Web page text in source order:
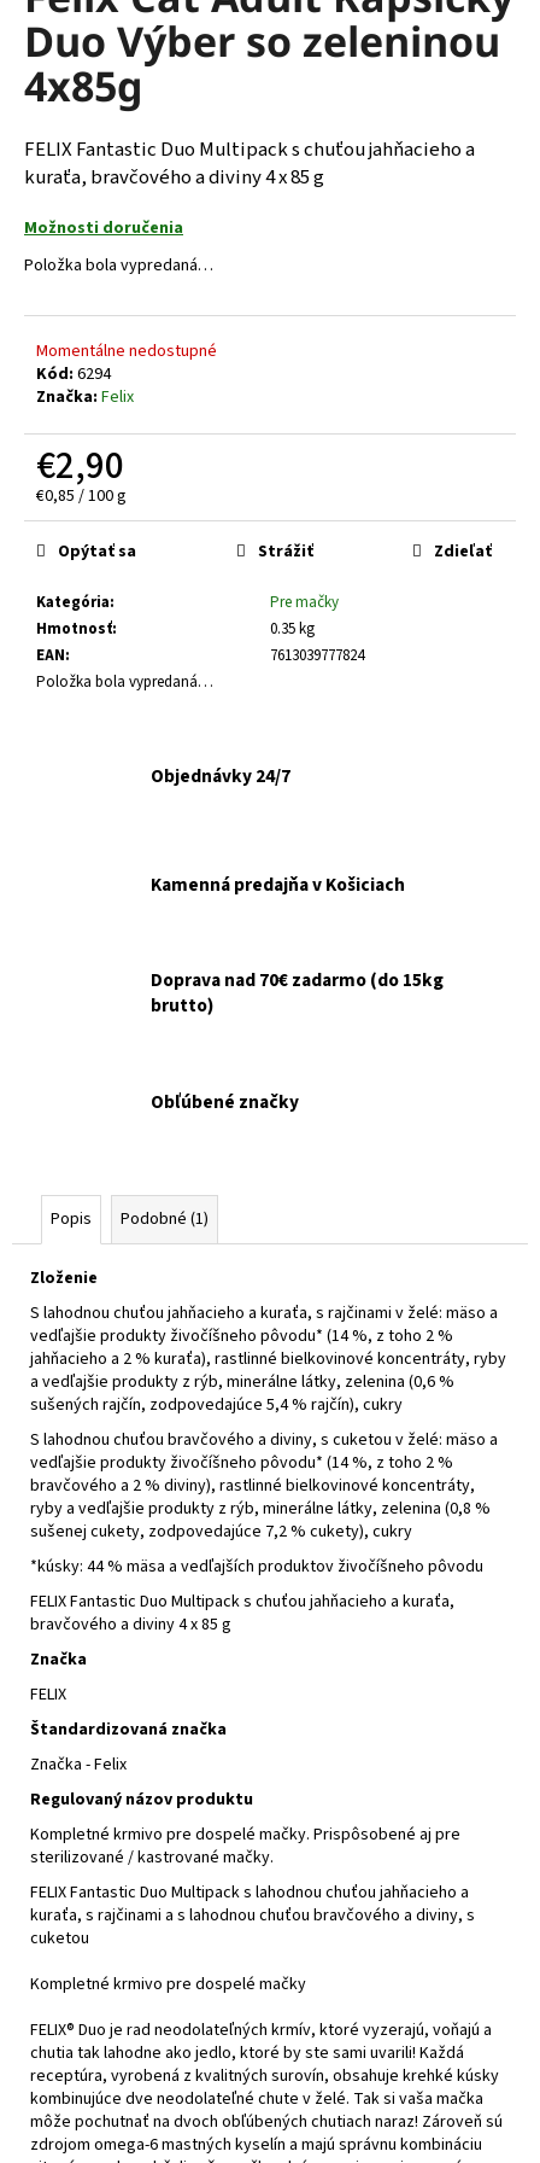
0,0
hviezdičiek.
Duo Výber so zeleninou
4x85g
FELIX Fantastic Duo Multipack s chuťou jahňacieho a
kuraťa, bravčového a diviny 4 x 85 g
Možnosti doručenia
Položka bola vypredaná…
Momentálne nedostupné
Kód: 6294
Značka: Felix
€2,90
Jednotková
cena:
€0,85 / 100 g
Kategória:
Pre mačky
Hmotnosť:
0.35 kg
EAN:
7613039777824
Položka bola vypredaná…
Opýtať sa Strážiť Zdieľať
Objednávky 24/7
Kamenná predajňa v Košiciach
Doprava nad 70€ zadarmo (do 15kg
brutto)
Obľúbené značky
Popis Podobné (1)
Zloženie
S lahodnou chuťou jahňacieho a kuraťa, s rajčinami v želé: mäso a
vedľajšie produkty živočíšneho pôvodu* (14 %, z toho 2 %
jahňacieho a 2 % kuraťa), rastlinné bielkovinové koncentráty, ryby
a vedľajšie produkty z rýb, minerálne látky, zelenina (0,6 %
sušených rajčín, zodpovedajúce 5,4 % rajčín), cukry
S lahodnou chuťou bravčového a diviny, s cuketou v želé: mäso a
vedľajšie produkty živočíšneho pôvodu* (14 %, z toho 2 %
bravčového a 2 % diviny), rastlinné bielkovinové koncentráty,
ryby a vedľajšie produkty z rýb, minerálne látky, zelenina (0,8 %
sušenej cukety, zodpovedajúce 7,2 % cukety), cukry
*kúsky: 44 % mäsa a vedľajších produktov živočíšneho pôvodu
FELIX Fantastic Duo Multipack s chuťou jahňacieho a kuraťa,
bravčového a diviny 4 x 85 g
Značka
FELIX
Štandardizovaná značka
Značka - Felix
Regulovaný názov produktu
Kompletné krmivo pre dospelé mačky. Prispôsobené aj pre
sterilizované / kastrované mačky.
FELIX Fantastic Duo Multipack s lahodnou chuťou jahňacieho a
kuraťa, s rajčinami a s lahodnou chuťou bravčového a diviny, s
cuketou
Kompletné krmivo pre dospelé mačky
FELIX® Duo je rad neodolateľných krmív, ktoré vyzerajú, voňajú a
chutia tak lahodne ako jedlo, ktoré by ste sami uvarili! Každá
receptúra, vyrobená z kvalitných surovín, obsahuje krehké kúsky
kombinujúce dve neodolateľné chute v želé. Tak si vaša mačka
môže pochutnať na dvoch obľúbených chutiach naraz! Zároveň sú
zdrojom omega-6 mastných kyselín a majú správnu kombináciu
á
j
s
?
O
d
p
o
ú
m
e
VETERINOL